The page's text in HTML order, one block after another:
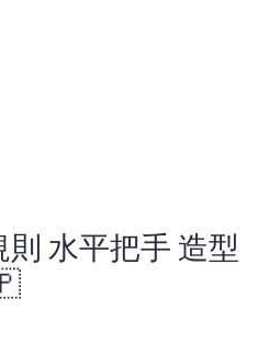
水平把手 造型